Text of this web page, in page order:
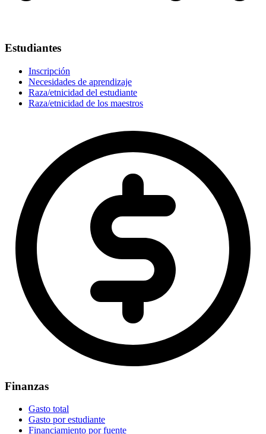
Estudiantes
Inscripción
Necesidades de aprendizaje
Raza/etnicidad del estudiante
Raza/etnicidad de los maestros
Finanzas
Gasto total
Gasto por estudiante
Financiamiento por fuente